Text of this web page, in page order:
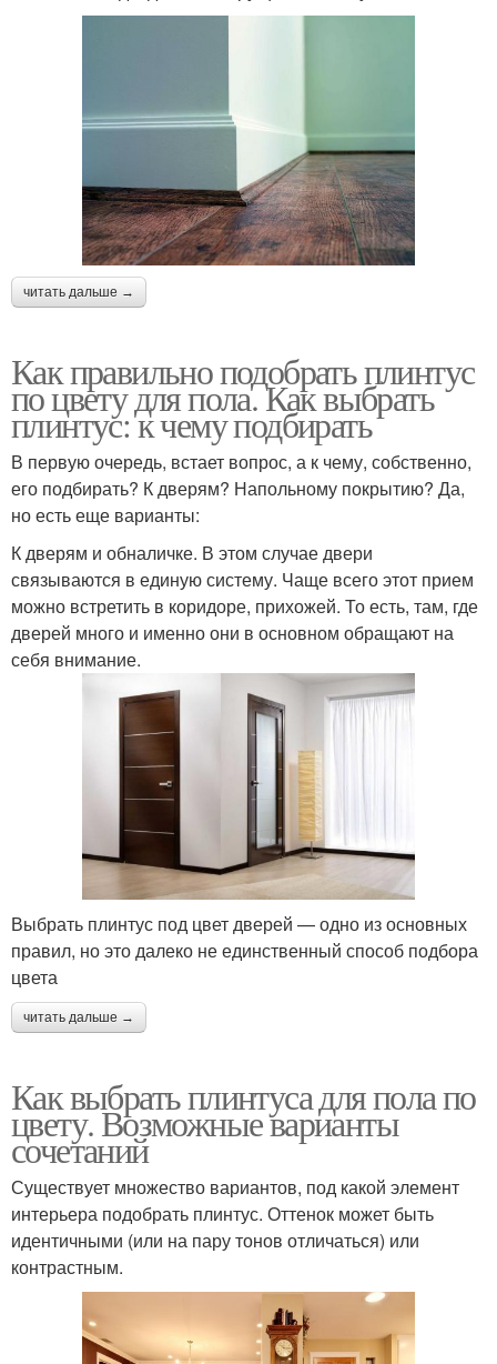
читать дальше →
Как правильно подобрать плинтус
по цвету для пола. Как выбрать
плинтус: к чему подбирать
В первую очередь, встает вопрос, а к чему, собственно,
его подбирать? К дверям? Напольному покрытию? Да,
но есть еще варианты:
К дверям и обналичке. В этом случае двери
связываются в единую систему. Чаще всего этот прием
можно встретить в коридоре, прихожей. То есть, там, где
дверей много и именно они в основном обращают на
себя внимание.
Выбрать плинтус под цвет дверей — одно из основных
правил, но это далеко не единственный способ подбора
цвета
читать дальше →
Как выбрать плинтуса для пола по
цвету. Возможные варианты
сочетаний
Существует множество вариантов, под какой элемент
интерьера подобрать плинтус. Оттенок может быть
идентичными (или на пару тонов отличаться) или
контрастным.